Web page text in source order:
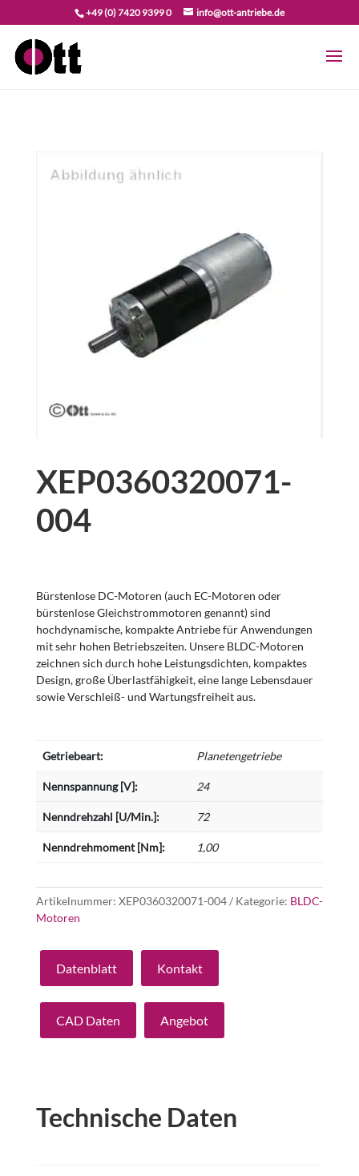
+49 (0) 7420 9399 0 info@ott-antriebe.de
XEP0360320071-
004
Bürstenlose DC-Motoren (auch EC-Motoren oder
bürstenlose Gleichstrommotoren genannt) sind
hochdynamische, kompakte Antriebe für Anwendungen
mit sehr hohen Betriebszeiten. Unsere BLDC-Motoren
zeichnen sich durch hohe Leistungsdichten, kompaktes
Design, große Überlastfähigkeit, eine lange Lebensdauer
sowie Verschleiß- und Wartungsfreiheit aus.
Getriebeart: Planetengetriebe
Nennspannung [V]: 24
Nenndrehzahl [U/Min.]: 72
Nenndrehmoment [Nm]: 1,00
Artikelnummer: XEP0360320071-004 Kategorie: BLDC-
Motoren
Datenblatt Kontakt
CAD Daten Angebot
Technische Daten